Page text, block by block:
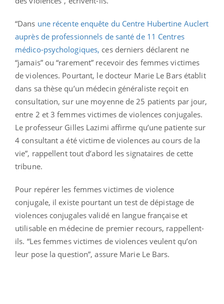
“Dans une récente enquête du Centre Hubertine Auclert
auprès de professionnels de santé de 11 Centres
médico-psychologiques, ces derniers déclarent ne
“jamais” ou “rarement” recevoir des femmes victimes
de violences. Pourtant, le docteur Marie Le Bars établit
dans sa thèse qu’un médecin généraliste reçoit en
consultation, sur une moyenne de 25 patients par jour,
entre 2 et 3 femmes victimes de violences conjugales.
Le professeur Gilles Lazimi affirme qu’une patiente sur
4 consultant a été victime de violences au cours de la
vie”, rappellent tout d’abord les signataires de cette
tribune.
Pour repérer les femmes victimes de violence
conjugale, il existe pourtant un test de dépistage de
violences conjugales validé en langue française et
utilisable en médecine de premier recours, rappellent-
ils. “Les femmes victimes de violences veulent qu’on
leur pose la question”, assure Marie Le Bars.